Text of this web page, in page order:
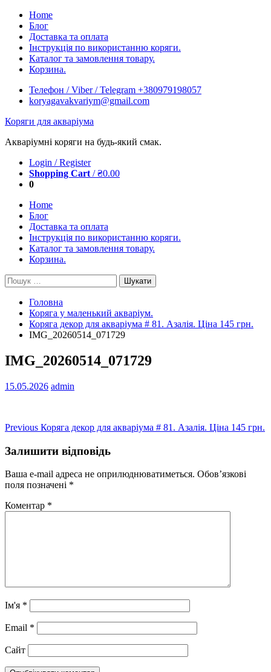
Skip
content
Home
Блог
Доставка та оплата
Інструкція по використанню коряги.
Каталог та замовлення товару.
Корзина.
Телефон / Viber / Telegram +380979198057
koryagavakvariym@gmail.com
Коряги для акваріума
Акваріумні коряги на будь-який смак.
Login / Register
Shopping Cart /₴0.00
0
Home
Блог
Доставка та оплата
Інструкція по використанню коряги.
Каталог та замовлення товару.
Корзина.
Пошук:
Головна
Коряга у маленький акваріум.
Коряга декор для акваріума # 81. Азалія. Ціна 145 грн.
IMG_20260514_071729
IMG_20260514_071729
15.05.2026 admin
Навігація
записів
Previous Previous
Коряга декор для акваріума # 81. Азалія. Ціна 145 грн.
Залишити відповідь
Ваша e-mail адреса не оприлюднюватиметься. Обов’язкові
поля позначені *
Коментар *
Ім'я *
Email *
Сайт